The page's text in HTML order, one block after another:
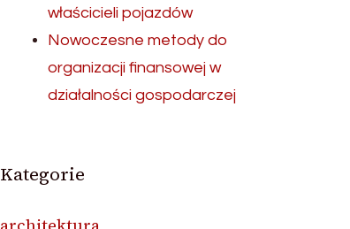
właścicieli pojazdów
Nowoczesne metody do
organizacji finansowej w
działalności gospodarczej
Kategorie